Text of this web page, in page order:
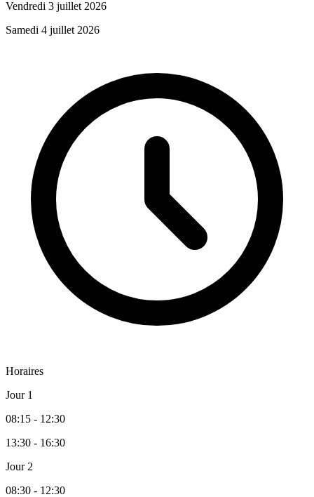
Vendredi 3 juillet 2026
Samedi 4 juillet 2026
Horaires
Jour 1
08:15 - 12:30
13:30 - 16:30
Jour 2
08:30 - 12:30